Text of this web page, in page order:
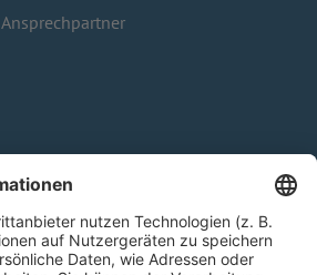
SEITEN